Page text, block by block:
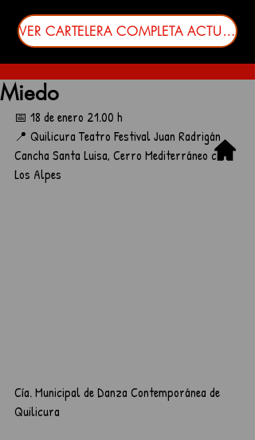
VER CARTELERA COMPLETA ACTUALIZADA
Miedo
📅 18 de enero 21.00 h
📍 Quilicura Teatro Festival Juan Radrigán
Cancha Santa Luisa, Cerro Mediterráneo con
Los Alpes
Cía. Municipal de Danza Contemporánea de
Quilicura